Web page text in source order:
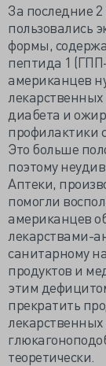
За последние
пользовались
формы,
пептида 1
американцев
диабета и
профилактики
Это больше
поэтому
Аптеки,
помогли
американцев
лекарствами-
санитарному
продуктов и
этим
прекратить
теоретически.